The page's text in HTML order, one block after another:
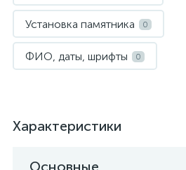
Установка памятника 0
ФИО, даты, шрифты 0
Характеристики
Основные